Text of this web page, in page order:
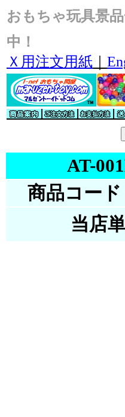
おもちゃ玩具景
中！
Ｘ用注文用紙
AT-
商品コード
当店